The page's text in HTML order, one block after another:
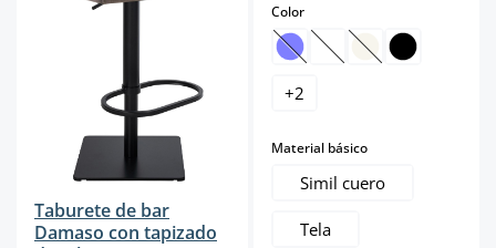
Taburete de bar
Damaso con tapizado
Colorselect
(Esta opción no está
(Esta opción no está
(Esta opción no
+2
Material básicoselect
Simil cuero
Tela